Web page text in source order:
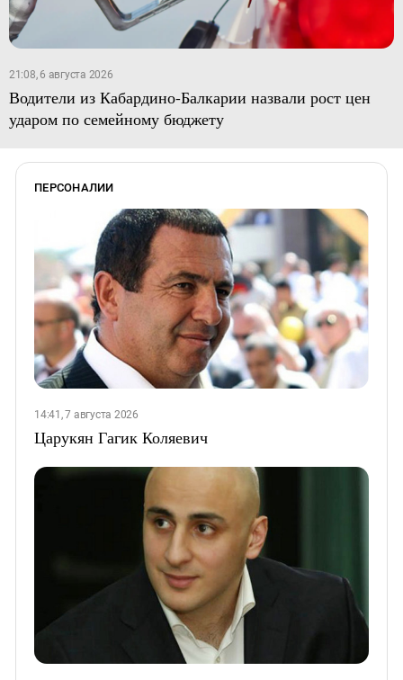
21:08, 6 августа 2026
Водители из Кабардино-Балкарии назвали рост цен
ударом по семейному бюджету
ПЕРСОНАЛИИ
14:41, 7 августа 2026
Царукян Гагик Коляевич